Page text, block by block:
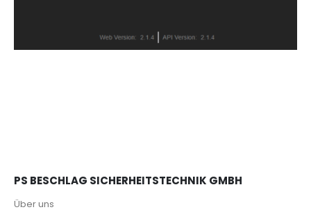
PS BESCHLAG SICHERHEITSTECHNIK GMBH
Über uns